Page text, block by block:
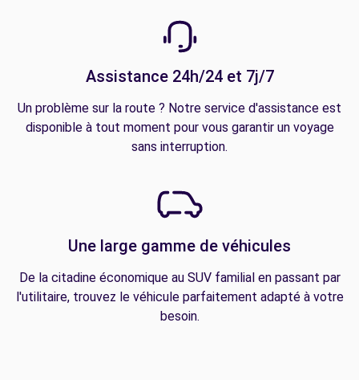
Assistance 24h/24 et 7j/7
Un problème sur la route ? Notre service d'assistance est
disponible à tout moment pour vous garantir un voyage
sans interruption.
Une large gamme de véhicules
De la citadine économique au SUV familial en passant par
l'utilitaire, trouvez le véhicule parfaitement adapté à votre
besoin.